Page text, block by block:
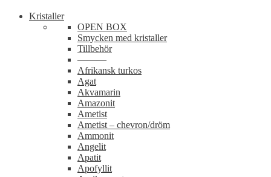
Kristaller
OPEN BOX
Smycken med kristaller
Tillbehör
———
Afrikansk turkos
Agat
Akvamarin
Amazonit
Ametist
Ametist – chevron/dröm
Ammonit
Angelit
Apatit
Apofyllit